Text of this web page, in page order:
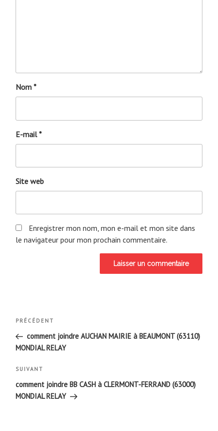
Nom *
E-mail*
Site web
Enregistrer mon nom, mon e-mail et mon site dans
le navigateur pour mon prochain commentaire.
Navigation
de
l’article
Article
précédent
PRÉCÉDENT
comment joindre AUCHAN MAIRIE à BEAUMONT (63110)
MONDIAL RELAY
Article
suivant
SUIVANT
comment joindre BB CASH à CLERMONT-FERRAND (63000)
MONDIAL RELAY